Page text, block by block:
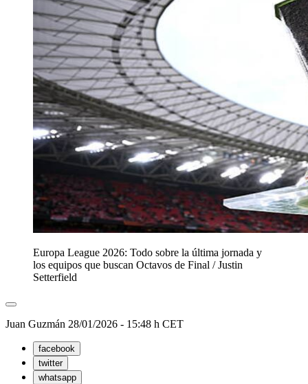
Europa League 2026: Todo sobre la última jornada y
los equipos que buscan Octavos de Final /Justin
Setterfield
Juan Guzmán 28/01/2026 - 15:48 h CET
facebook
twitter
whatsapp